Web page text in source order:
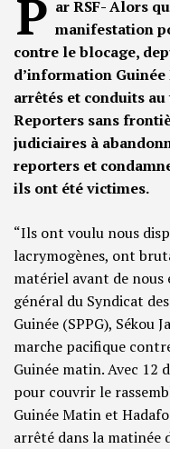
P ar RSF- Alors
manifestation
contre le blocage,
d’information
arrêtés et conduits
Reporters sans
judiciaires à
reporters et
ils ont été victimes.
“Ils ont voulu nous
lacrymogènes, ont
matériel avant de nous
général du Syndicat
Guinée (SPPG), Sékou
marche pacifique
Guinée matin. Avec 12
pour couvrir le
Guinée Matin et
arrêté dans la matinée